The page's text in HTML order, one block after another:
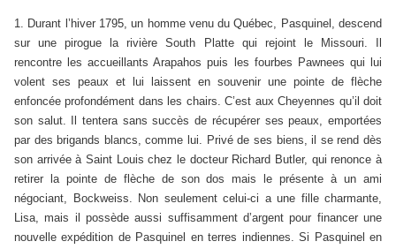
1. Durant l’hiver 1795, un homme venu du Québec, Pasquinel, descend
sur une pirogue la rivière South Platte qui rejoint le Missouri. Il
rencontre les accueillants Arapahos puis les fourbes Pawnees qui lui
volent ses peaux et lui laissent en souvenir une pointe de flèche
enfoncée profondément dans les chairs. C’est aux Cheyennes qu’il doit
son salut. Il tentera sans succès de récupérer ses peaux, emportées
par des brigands blancs, comme lui. Privé de ses biens, il se rend dès
son arrivée à Saint Louis chez le docteur Richard Butler, qui renonce à
retirer la pointe de flèche de son dos mais le présente à un ami
négociant, Bockweiss. Non seulement celui-ci a une fille charmante,
Lisa, mais il possède aussi suffisamment d’argent pour financer une
nouvelle expédition de Pasquinel en terres indiennes. Si Pasquinel en